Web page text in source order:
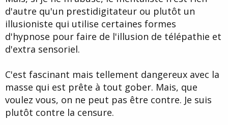
e
d'autre qu'un prestidigitateur ou plutôt un
illusioniste qui utilise certaines formes
d'hypnose pour faire de l'illusion de télépathie et
d'extra sensoriel.
C'est fascinant mais tellement dangereux avec la
masse qui est prête à tout gober. Mais, que
voulez vous, on ne peut pas être contre. Je suis
plutôt contre la censure.